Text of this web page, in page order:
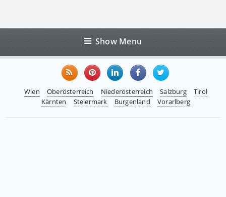
Show Menu
Wien Oberösterreich Niederösterreich Salzburg
Tirol
Kärnten
Steiermark Burgenland Vorarlberg